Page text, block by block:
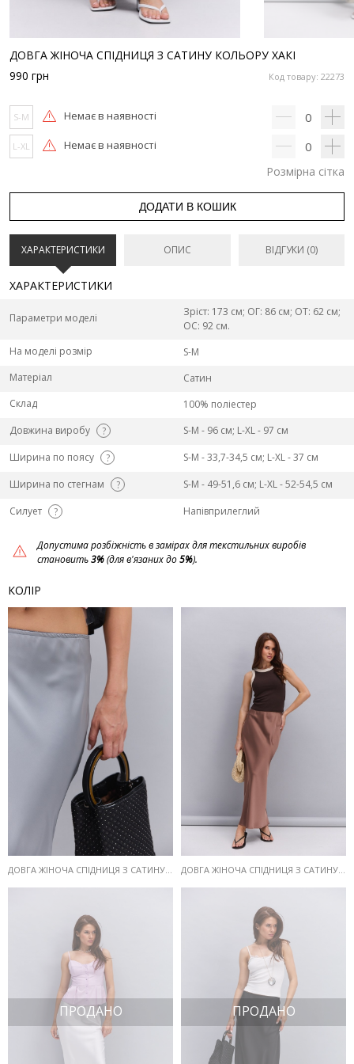
ДОВГА ЖІНОЧА СПІДНИЦЯ З САТИНУ КОЛЬОРУ ХАКІ
Код товару: 22273
990 грн
S-M Немає в наявності 0
L-XL Немає в наявності 0
Розмірна сітка
ДОДАТИ В КОШИК
ХАРАКТЕРИСТИКИ ОПИС ВІДГУКИ (0)
ХАРАКТЕРИСТИКИ
Параметри моделі
Зріст: 173 см; ОГ: 86 см; ОТ: 62 см;
ОС: 92 см.
На моделі розмір
S-M
Матеріал
Сатин
Склад
100% поліестер
Довжина виробу
?
S-M - 96 см; L-ХL - 97 см
Ширина по поясу
?
S-M - 33,7-34,5 см; L-ХL - 37 см
Ширина по стегнам
?
S-M - 49-51,6 см; L-ХL - 52-54,5 см
Силует
? Напівприлеглий
Допустима розбіжність в замірах для текстильних виробів
становить3%(для в'язаних до5%).
КОЛІР
ДОВГА ЖІНОЧА СПІДНИЦЯ З САТИНУ ТЕМНО-СІРОГО КОЛЬОРУ ДОВГА ЖІНОЧА СПІДНИЦЯ З САТИНУ СВІТЛО-ШОКОЛАДНОГО КОЛЬОРУ
ПРОДАНО ПРОДАНО